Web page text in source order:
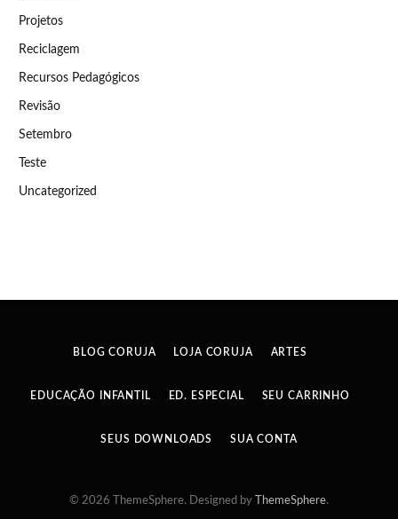
Projetos
Reciclagem
Recursos Pedagógicos
Revisão
Setembro
Teste
Uncategorized
BLOG CORUJA LOJA CORUJA ARTES
EDUCAÇÃO INFANTIL ED. ESPECIAL SEU CARRINHO
SEUS DOWNLOADS SUA CONTA
© 2026 ThemeSphere. Designed by ThemeSphere.